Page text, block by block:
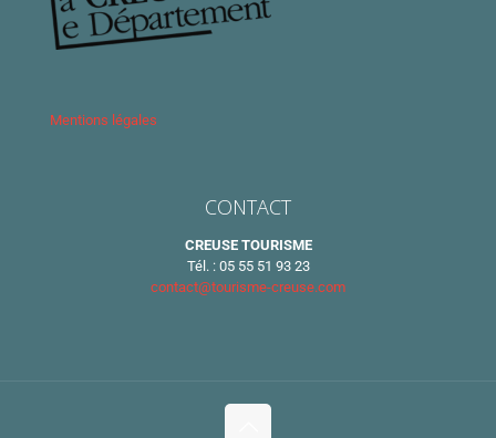
Mentions légales
CONTACT
CREUSE TOURISME
Tél. : 05 55 51 93 23
contact@tourisme-creuse.com